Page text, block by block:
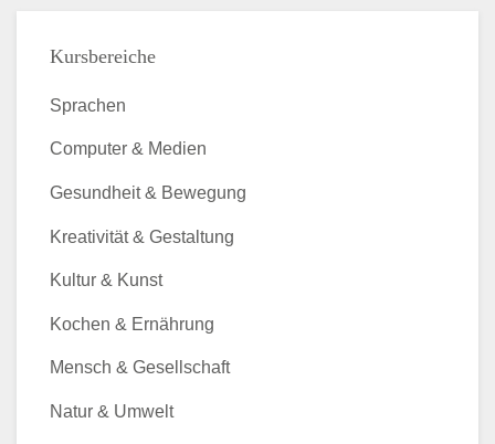
Kursbereiche
Sprachen
Computer & Medien
Gesundheit & Bewegung
Kreativität & Gestaltung
Kultur & Kunst
Kochen & Ernährung
Mensch & Gesellschaft
Natur & Umwelt